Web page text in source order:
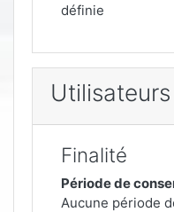
définie
Utilisateurs
Finalité
Période de
Aucune période